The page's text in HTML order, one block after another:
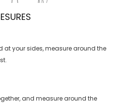
at your sides, measure around the
and measure around the